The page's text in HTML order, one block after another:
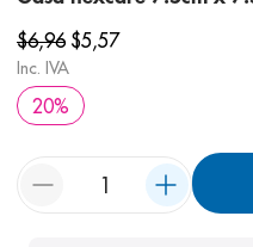
$6,96 $5,57
Inc. IVA
20%
3.
4. cerave
bioderma